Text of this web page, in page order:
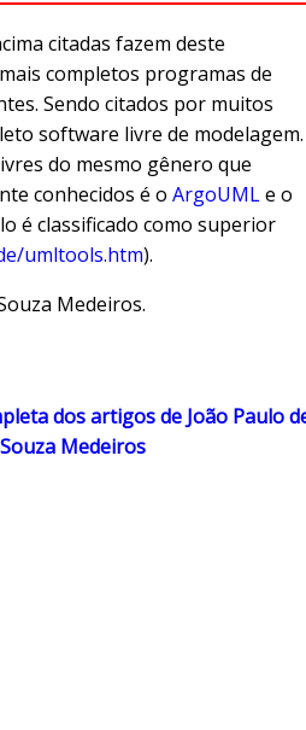
citadas fazem deste
completos programas de
Sendo citados por muitos
software livre de modelagem.
do mesmo gênero que
conhecidos é o ArgoUMLe o
é classificado como superior
umltools.htm).
Medeiros.
dos artigos de João Paulo
Souza Medeiros